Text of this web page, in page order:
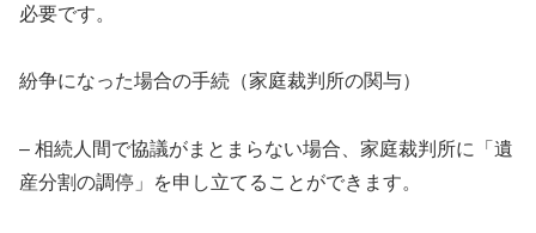
必要です。
紛争になった場合の手続（家庭裁判所の関与）
– 相続人間で協議がまとまらない場合、家庭裁判所に「遺
産分割の調停」を申し立てることができます。